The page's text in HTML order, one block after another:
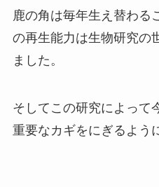
鹿の角は毎年生え替わる
の再生能力は生物研究の
ました。
そしてこの研究によって
重要なカギをにぎるよう